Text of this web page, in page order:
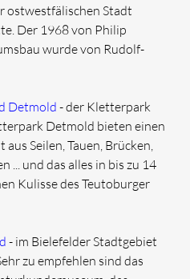
ostwestfälischen Stadt
Der 1968 von Philip
wurde von Rudolf-
Detmold - der Kletterpark
Detmold bieten einen
Seilen, Tauen, Brücken,
... und das alles in bis zu 14
Kulisse des Teutoburger
- im Bielefelder Stadtgebiet
zu empfehlen sind das